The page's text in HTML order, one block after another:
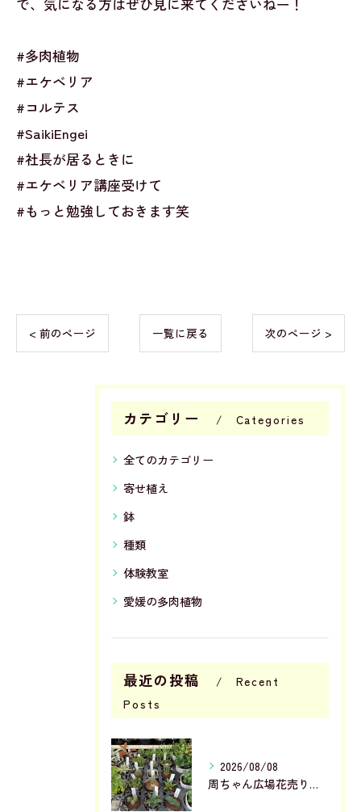
#多肉植物
#エケベリア
#コルテス
#SaikiEngei
#社長が居るときに
#エケベリア講座受けて
#もっと勉強しておきます笑
< 前のページ 一覧に戻る 次のページ >
カテゴリー Categories
全てのカテゴリー
寄せ植え
鉢
種類
体験教室
愛媛の多肉植物
最近の投稿
Recent
Posts
2026/08/08
周ちゃん広場花売り場に苗を出荷してきました✨